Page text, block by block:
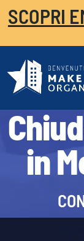
SCOPRI
in